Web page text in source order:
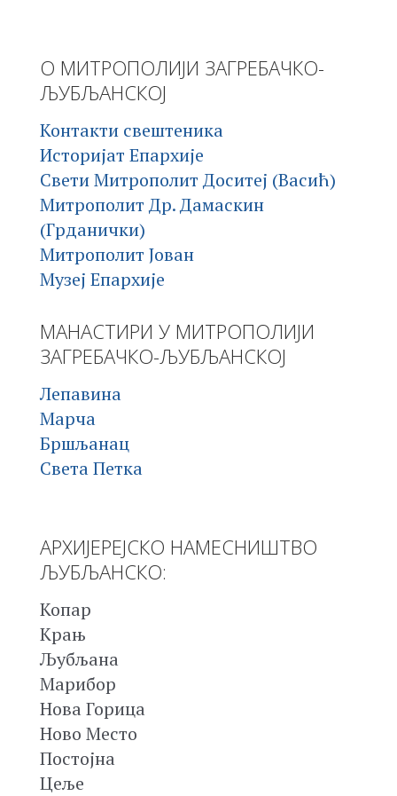
О МИТРОПОЛИЈИ ЗАГРЕБАЧКО-
ЉУБЉАНСКОЈ
Контакти свештеника
Историјат Епархије
Свети Митрополит Доситеј (Васић)
Митрополит Др. Дамаскин
(Грданички)
Митрополит Јован
Музеј Епархије
МАНАСТИРИ У МИТРОПОЛИЈИ
ЗАГРЕБАЧКО-ЉУБЉАНСКОЈ
Лепавина
Марча
Бршљанац
Света Петка
АРХИЈЕРЕЈСКО НАМЕСНИШТВО
ЉУБЉАНСКО:
Копар
Крањ
Љубљана
Марибор
Нова Горица
Ново Место
Постојна
Цеље